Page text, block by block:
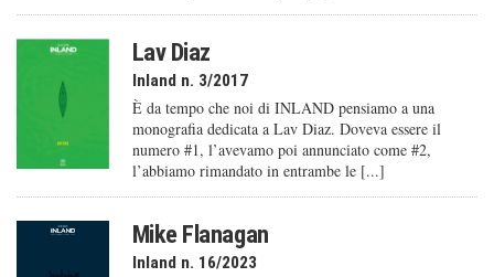
Lav Diaz
Inland n. 3/2017
È da tempo che noi di INLAND pensiamo a una
monografia dedicata a Lav Diaz. Doveva essere il
numero #1, l’avevamo poi annunciato come #2,
l’abbiamo rimandato in entrambe le [...]
Mike Flanagan
Inland n. 16/2023